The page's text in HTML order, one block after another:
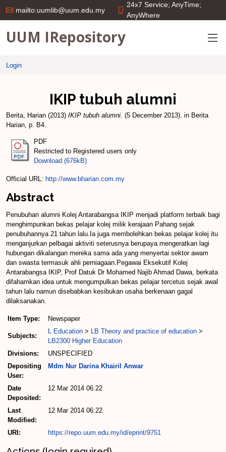
mailto:uumlib@uum.edu.my
24x7 Service; AnyTime;
AnyWhere
UUM IRepository
Login
IKIP tubuh alumni
Berita, Harian (2013) IKIP tubuh alumni. (5 December 2013). in Berita
Harian, p. B4.
PDF
Restricted to Registered users only
Download (676kB)
Official URL: http://www.bharian.com.my
Abstract
Penubuhan alumni Kolej Antarabangsa IKIP menjadi platform terbaik bagi
menghimpunkan bekas pelajar kolej milik kerajaan Pahang sejak
penubuhannya 21 tahun lalu.Ia juga membolehkan bekas pelajar kolej itu
menganjurkan pelbagai aktiviti seterusnya berupaya mengeratkan lagi
hubungan dikalangan mereka sama ada yang menyertai sektor awam
dan swasta termasuk ahli perniagaan.Pegawai Eksekutif Kolej
Antarabangsa IKIP, Prof Datuk Dr Mohamed Najib Ahmad Dawa, berkata
difahamkan idea untuk mengumpulkan bekas pelajar tercetus sejak awal
tahun lalu namun disebabkan kesibukan usaha berkenaan gagal
dilaksanakan.
Item Type: Newspaper
Subjects:
L Education > LB Theory and practice of education >
LB2300 Higher Education
Divisions:
UNSPECIFIED
Depositing
User:
Mdm Nur Darina Khairil Anwar
Date
Deposited:
12 Mar 2014 06:22
Last
Modified:
12 Mar 2014 06:22
URI: https://repo.uum.edu.my/id/eprint/9751